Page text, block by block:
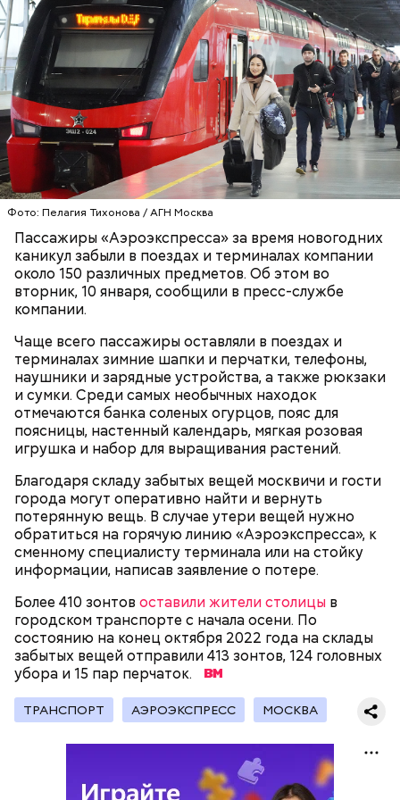
Фото: Пелагия Тихонова / АГН Москва
Пассажиры «Аэроэкспресса» за время новогодних
каникул забыли в поездах и терминалах компании
около 150 различных предметов. Об этом во
вторник, 10 января, сообщили в пресс-службе
компании.
Чаще всего пассажиры оставляли в поездах и
терминалах зимние шапки и перчатки, телефоны,
наушники и зарядные устройства, а также рюкзаки
и сумки. Среди самых необычных находок
отмечаются банка соленых огурцов, пояс для
поясницы, настенный календарь, мягкая розовая
игрушка и набор для выращивания растений.
Благодаря складу забытых вещей москвичи и гости
города могут оперативно найти и вернуть
потерянную вещь. В случае утери вещей нужно
обратиться на горячую линию «Аэроэкспресса», к
сменному специалисту терминала или на стойку
информации, написав заявление о потере.
Более 410 зонтов оставили жители столицы в
городском транспорте с начала осени. По
состоянию на конец октября 2022 года на склады
забытых вещей отправили 413 зонтов, 124 головных
убора и 15 пар перчаток.
ТРАНСПОРТ АЭРОЭКСПРЕСС МОСКВА
Мавзолей Ленина — это памятник, музей, а также
усыпальница всем известного вождя советского
народа Владимира Ильича Ленина. Он находится в
объектов, охраняемых ЮНЕСКО.
Внутри Мавзолея находится траурный зал, где
покоится тело Ленина. Он оформлен в темных и
красных тонах. Тело Владимира Ильича
подсвечивают 14 лампочек розового спектра,
которые придают коже естественный цвет. Это
позволяет Ленину выглядеть максимально живым.
Также в саркофаге постоянно циркулирует воздух
температурой +16 градусов. Отметим, что в здании
запрещено фотографировать бывшего вождя и
снимать на видео.
Московский зоопарк
— В пассажирах не терплю грубости. Да и, в
принципе, все. А так я спокойный, когда поем, —
— Не люблю, когда велосипеды где ни попадя
оставляют. Иногда пытаешься зайти в метро, а у
входа велосипед. И ты просишь: мол, уберите —
там же ведь специальные подставки есть для
велосипедов. Но без толку: на подставки не ставят,
а ставят у дверей. И это прямо мешает очень